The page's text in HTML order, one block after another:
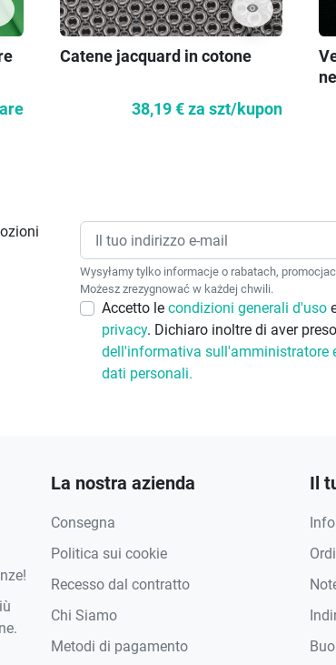
visibility
Catene jacquard in cotone
38,19 €za szt/kupon
Wysyłamy tylko informacje o rabatach,
Możesz zrezygnować w każdej chwili.
Accetto le condizioni generali d'uso
privacy. Dichiaro inoltre di aver
dell'informativa sull'amministratore
dati personali.
La nostra azienda
Consegna
Politica sui cookie
Recesso dal contratto
Chi Siamo
Metodi di pagamento
Il